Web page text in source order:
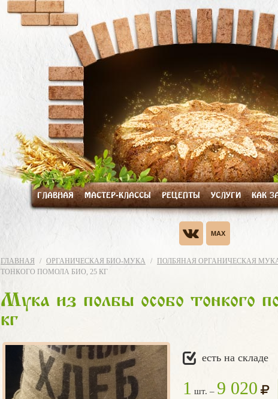
ГЛАВНАЯ МАСТЕР-КЛАССЫ РЕЦЕПТЫ УСЛУГИ КАК
ГЛАВНАЯ ОРГАНИЧЕСКАЯ БИО-МУКА ПОЛБЯНАЯ ОРГАНИЧЕСКАЯ
ТОНКОГО ПОМОЛА БИО, 25 КГ
Мука из полбы особо тонкого
кг
есть на складе
1 шт. – 9 020